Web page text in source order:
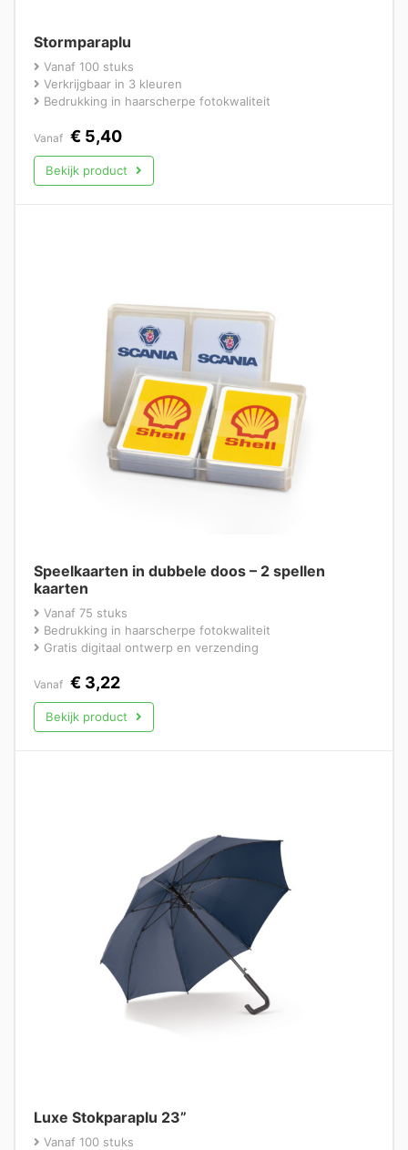
Stormparaplu
Vanaf 100 stuks
Verkrijgbaar in 3 kleuren
Bedrukking in haarscherpe fotokwaliteit
Vanaf € 5,40
Bekijk product
Speelkaarten in dubbele doos – 2 spellen
kaarten
Vanaf 75 stuks
Bedrukking in haarscherpe fotokwaliteit
Gratis digitaal ontwerp en verzending
Vanaf € 3,22
Bekijk product
Luxe Stokparaplu 23”
Vanaf 100 stuks